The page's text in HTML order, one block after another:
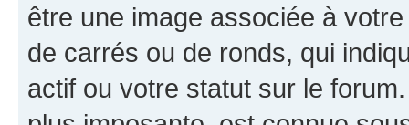
être une image associée à
de carrés ou de ronds, qui
actif ou votre statut sur le